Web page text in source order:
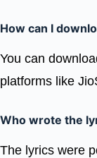
How can I
You can
platforms like
Who wrote the
The lyrics were